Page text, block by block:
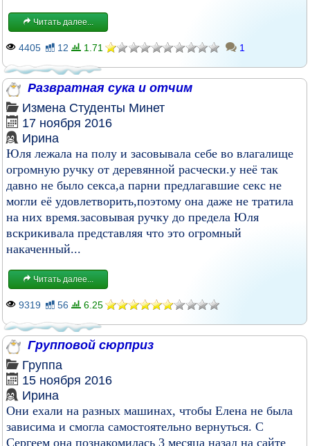
Читать далее...
4405 12 1.71 1
Развратная сука и отчим
Измена Студенты Минет
17 ноября 2016
Ирина
Юля лежала на полу и засовывала себе во влагалище
огромную ручку от деревянной расчески.у неё так
давно не было секса,а парни предлагавшие секс не
могли её удовлетворить,поэтому она даже не тратила
на них время.засовывая ручку до предела Юля
вскрикивала представляя что это огромный
накаченный...
Читать далее...
9319 56 6.25
Групповой сюрприз
Группа
15 ноября 2016
Ирина
Они ехали на разных машинах, чтобы Елена не была
зависима и смогла самостоятельно вернуться. С
Сергеем она познакомилась 3 месяца назад на сайте